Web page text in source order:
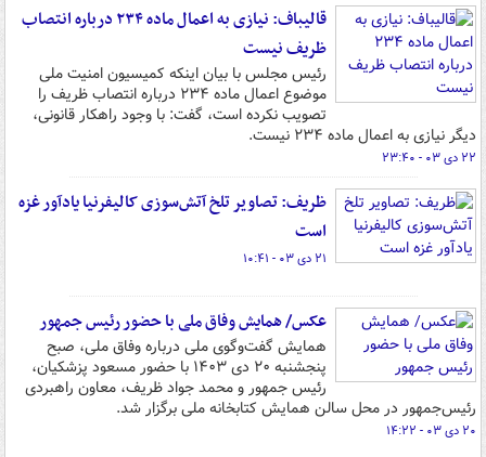
قالیباف: نیازی به اعمال ماده ۲۳۴ درباره انتصاب
ظریف نیست
رئیس مجلس با بیان اینکه کمیسیون امنیت ملی
موضوع اعمال ماده ۲۳۴ درباره انتصاب ظریف را
تصویب نکرده است، گفت: با وجود راهکار قانونی،
دیگر نیازی به اعمال ماده ۲۳۴ نیست.
۲۲ دی ۰۳ - ۲۳:۴۰
ظریف: تصاویر تلخ آتش‌سوزی کالیفرنیا یادآور غزه
است
۲۱ دی ۰۳ - ۱۰:۴۱
عکس/ همایش وفاق ملی با حضور رئیس جمهور
همایش گفت‌وگوی ملی درباره وفاق ملی، صبح
پنجشنبه ۲۰ دی ۱۴۰۳ با حضور مسعود پزشکیان،
رئیس جمهور و محمد جواد ظریف، معاون راهبردی
رئیس‌جمهور در محل سالن همایش کتابخانه ملی برگزار شد.
۲۰ دی ۰۳ - ۱۴:۲۲